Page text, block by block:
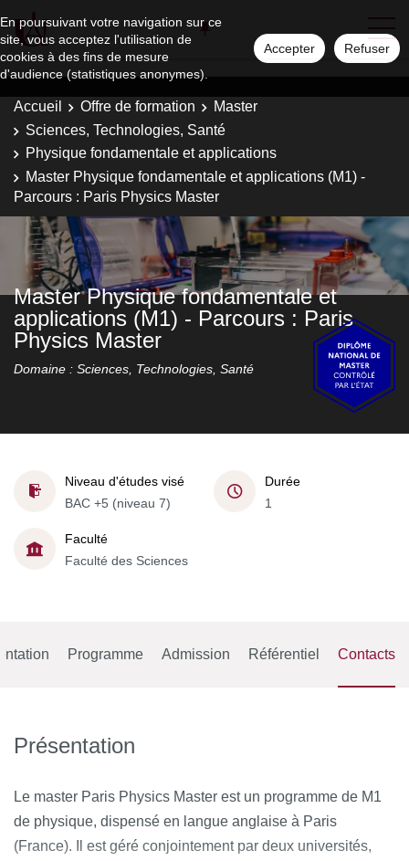
En poursuivant votre navigation sur ce
site, vous acceptez l'utilisation de
cookies à des fins de mesure
d'audience (statistiques anonymes).
Accepter Refuser
Accueil Offre de formation
Master
Sciences, Technologies, Santé
Physique fondamentale et applications
Master Physique fondamentale et applications (M1) -
Parcours : Paris Physics Master
Master Physique fondamentale et
applications (M1) - Parcours : Paris
Physics Master
Domaine : Sciences, Technologies, Santé
Niveau d'études visé
BAC +5 (niveau 7)
Durée
1
Faculté
Faculté des Sciences
Programme Admission Référentiel Contacts
Présentation
Le master Paris Physics Master est un programme de M1
de physique, dispensé en langue anglaise à Paris
(France). Il est géré conjointement par deux universités,